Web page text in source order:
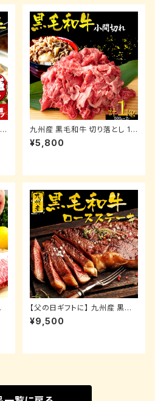
九州産 黒毛和牛 切り落とし 1k
g 牛丼 炒めもの 国産牛 お肉
牛肉 冷凍 国産 WAGYU【送料
¥5,800
【父の日ギフトに】 九州産 黒毛
和牛 ロースステーキ 900g(45
0g×2枚)
¥9,500